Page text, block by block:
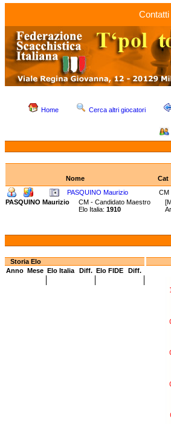
Contatti
Home Cerca altri giocatori
Nome
Cat
PASQUINO Maurizio
CM
PASQUINO Maurizio
CM - Candidato Maestro
Elo Italia: 1910
Storia Elo
Anno Mese Elo Italia Diff. Elo FIDE Diff.